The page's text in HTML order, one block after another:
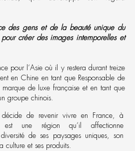
des gens et de la beauté unique du
créer des images intemporelles et
pour l’Asie où il y restera durant treize
en Chine en tant que Responsable de
de luxe française et en tant que
groupe chinois.
de revenir vivre en France, à
est une région qu’il affectionne
de ses paysages uniques, son
culture et ses produits.